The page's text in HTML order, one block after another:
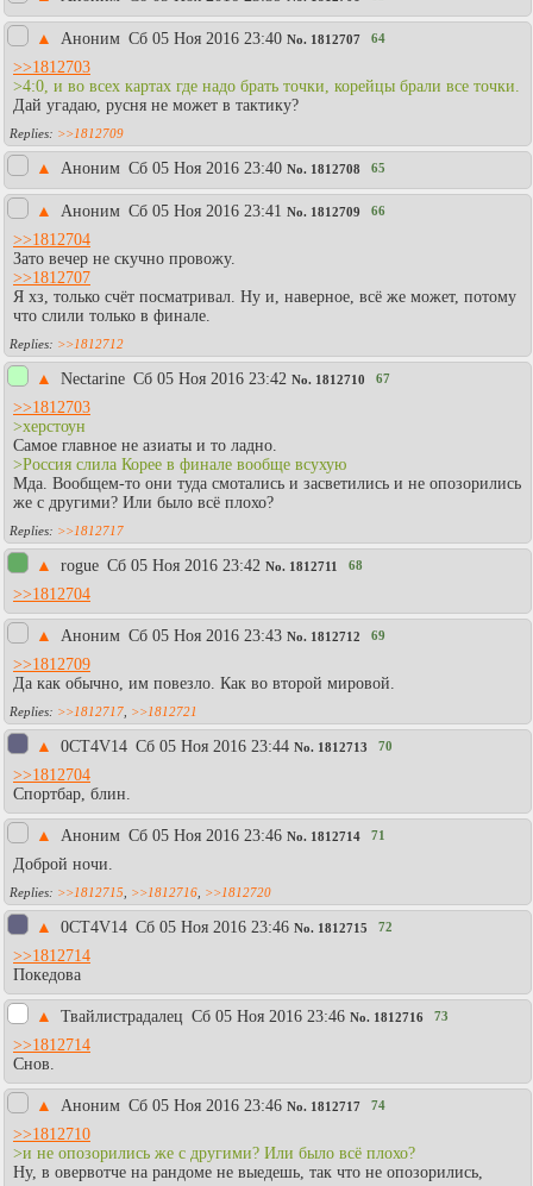
▲ Аноним Сб 05 Ноя 2016 23:40 No. 1812707 64
>>1812703
>4:0, и во всех картах где надо брать точки, корейцы брали все точки.
Дай угадаю, русня не может в тактику?
>>1812709
▲ Аноним Сб 05 Ноя 2016 23:40 No. 1812708 65
▲ Аноним Сб 05 Ноя 2016 23:41 No. 1812709 66
>>1812704
Зато вечер не скучно провожу.
>>1812707
Я хз, только счёт посматривал. Ну и, наверное, всё же может, потому
что слили только в финале.
>>1812712
▲ Nectarine Сб 05 Ноя 2016 23:42 No. 1812710 67
>>1812703
>херстоун
Самое главное не азиаты и то ладно.
>Россия слила Корее в финале вообще всухую
Мда. Вообщем-то они туда смотались и засветились и не опозорились
же с другими? Или было всё плохо?
>>1812717
▲ rogue Сб 05 Ноя 2016 23:42 No. 1812711 68
>>1812704
▲ Аноним Сб 05 Ноя 2016 23:43 No. 1812712 69
>>1812709
Да как обычно, им повезло. Как во второй мировой.
>>1812717 >>1812721
▲ 0CT4V14 Сб 05 Ноя 2016 23:44 No. 1812713 70
>>1812704
Спортбар, блин.
▲ Аноним Сб 05 Ноя 2016 23:46 No. 1812714 71
Доброй ночи.
>>1812715 >>1812716 >>1812720
▲ 0CT4V14 Сб 05 Ноя 2016 23:46 No. 1812715 72
>>1812714
Покедова
▲ Твайлистрадалец Сб 05 Ноя 2016 23:46 No. 1812716 73
>>1812714
Снов.
▲ Аноним Сб 05 Ноя 2016 23:46 No. 1812717 74
>>1812710
>и не опозорились же с другими? Или было всё плохо?
Ну, в овервотче на рандоме не выедешь, так что не опозорились,